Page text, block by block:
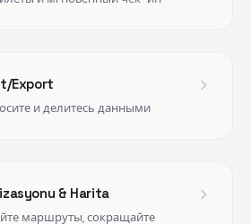
Export
и делитесь данными
& Harita
маршруты, сокращайте